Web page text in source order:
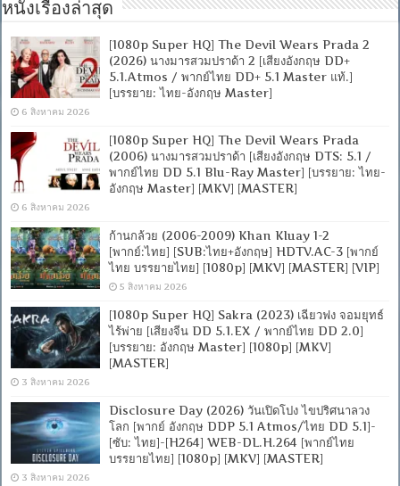
หนังเรื่องล่าสุด
[1080p Super HQ] The Devil Wears Prada 2
(2026) นางมารสวมปราด้า 2 [เสียงอังกฤษ DD+
5.1.Atmos / พากย์ไทย DD+ 5.1 Master แท้.]
[บรรยาย: ไทย-อังกฤษ Master]
6 สิงหาคม 2026
[1080p Super HQ] The Devil Wears Prada
(2006) นางมารสวมปราด้า [เสียงอังกฤษ DTS: 5.1 /
พากย์ไทย DD 5.1 Blu-Ray Master] [บรรยาย: ไทย-
อังกฤษ Master] [MKV] [MASTER]
6 สิงหาคม 2026
ก้านกล้วย (2006-2009) Khan Kluay 1-2
[พากย์:ไทย] [SUB:ไทย+อังกฤษ] HDTV.AC-3 [พากย์
ไทย บรรยายไทย] [1080p] [MKV] [MASTER] [VIP]
5 สิงหาคม 2026
[1080p Super HQ] Sakra (2023) เฉียวฟง จอมยุทธ์
ไร้พ่าย [เสียงจีน DD 5.1.EX / พากย์ไทย DD 2.0]
[บรรยาย: อังกฤษ Master] [1080p] [MKV]
[MASTER]
3 สิงหาคม 2026
Disclosure Day (2026) วันเปิดโปง ไขปริศนาลวง
โลก [พากย์ อังกฤษ DDP 5.1 Atmos/ไทย DD 5.1]-
[ซับ: ไทย]-[H264] WEB-DL.H.264 [พากย์ไทย
บรรยายไทย] [1080p] [MKV] [MASTER]
3 สิงหาคม 2026